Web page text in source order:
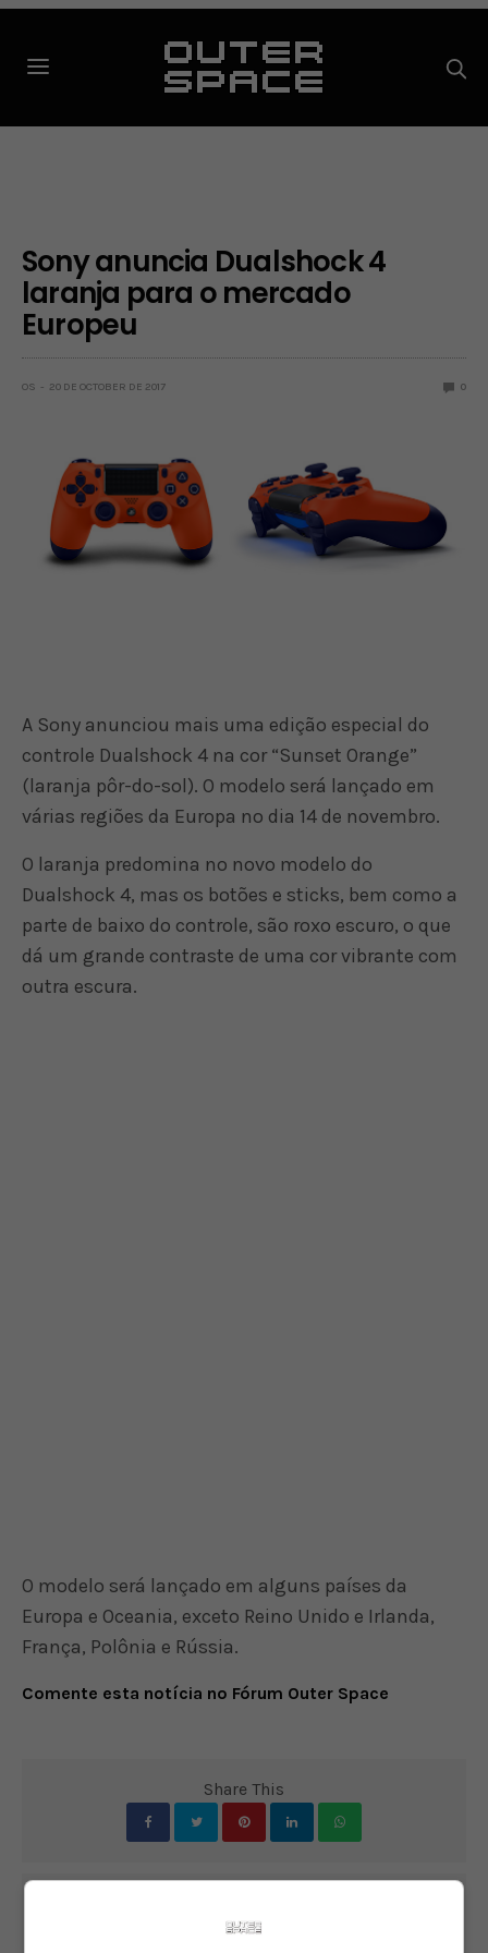
Sony anuncia Dualshock 4
laranja para o mercado
Europeu
OS 20 DE OCTOBER DE 2017 0
A Sony anunciou mais uma edição especial do
controle Dualshock 4 na cor “Sunset Orange”
(laranja pôr-do-sol). O modelo será lançado em
várias regiões da Europa no dia 14 de novembro.
O laranja predomina no novo modelo do
Dualshock 4, mas os botões e sticks, bem como a
parte de baixo do controle, são roxo escuro, o que
dá um grande contraste de uma cor vibrante com
outra escura.
O modelo será lançado em alguns países da
Europa e Oceania, exceto Reino Unido e Irlanda,
França, Polônia e Rússia.
Comente esta notícia no Fórum Outer Space
Share This
Gabe Newell, fundador da Valve, entra para a lista de